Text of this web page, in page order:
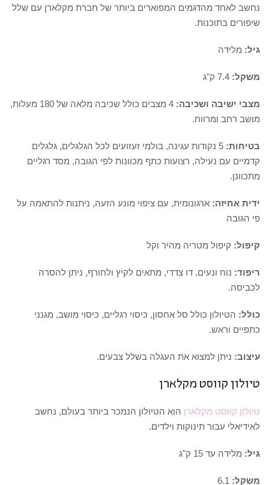
נחשב לאחד מהדגמים המפוארים ביותר של חברת מקלארן עם שלל
שיפורים בתוכנות.
גיל: מלידה
משקל:
מצבי ישיבה ושכיבה:
4 מצבים כולל שכיבה מלאה של 180 מעלות,
מושב רחב ומרווח.
בטיחות:
5 נקודות עגינה, בולמי זעזועים לכל הגלגלים, גלגלים
קדמיים עם נעילה, רצועות כתף מכוונות לפי הגובה, מסד רגליים
מתכוונן.
ידית אחיזה: ארגונומית, עם ציפוי מונע הזעה, ניתנות להתאמה על
פי הגובה
קיפול: קיפול מטריה מהיר וקל
ריפוד: נוח ונעים, דו צדדי, מתאים לקיץ ולחורף, ניתן להסרה
לכביסה.
כולל: הטיולון כולל סל אחסון, כיסוי רגליים, כיסוי מושב, מגנני
כתפיים וראש.
עיצוב: ניתן למצוא את העגלה בשלל צבעים.
טיולון קווסט מקלארן
טיולון קווסט מקלארן הוא הטיולון הנמכר ביותר בעולם, נחשב
לאידיאלי עבור תינוקות וילדים.
גיל: מלידה עד 15 ק"ג
משקל: